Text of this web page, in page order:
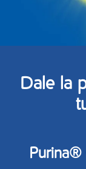
Dale la
Purina®